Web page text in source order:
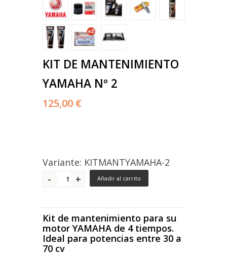
KIT DE MANTENIMIENTO
YAMAHA Nº 2
125,00 €
Variante: KITMANTYAMAHA-2
Añadir al carrito
Kit de mantenimiento para su
motor YAMAHA de 4 tiempos.
Ideal para potencias entre 30 a
70 cv